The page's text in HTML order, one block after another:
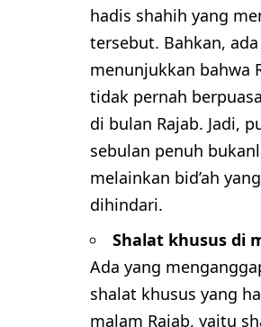
hadis shahih yang
tersebut. Bahkan,
menunjukkan bahwa
tidak pernah
di bulan Rajab. Jadi,
sebulan penuh
melainkan bid’ah
dihindari.
Shalat khusus di
Ada yang
shalat khusus yang
malam Rajab, yaitu